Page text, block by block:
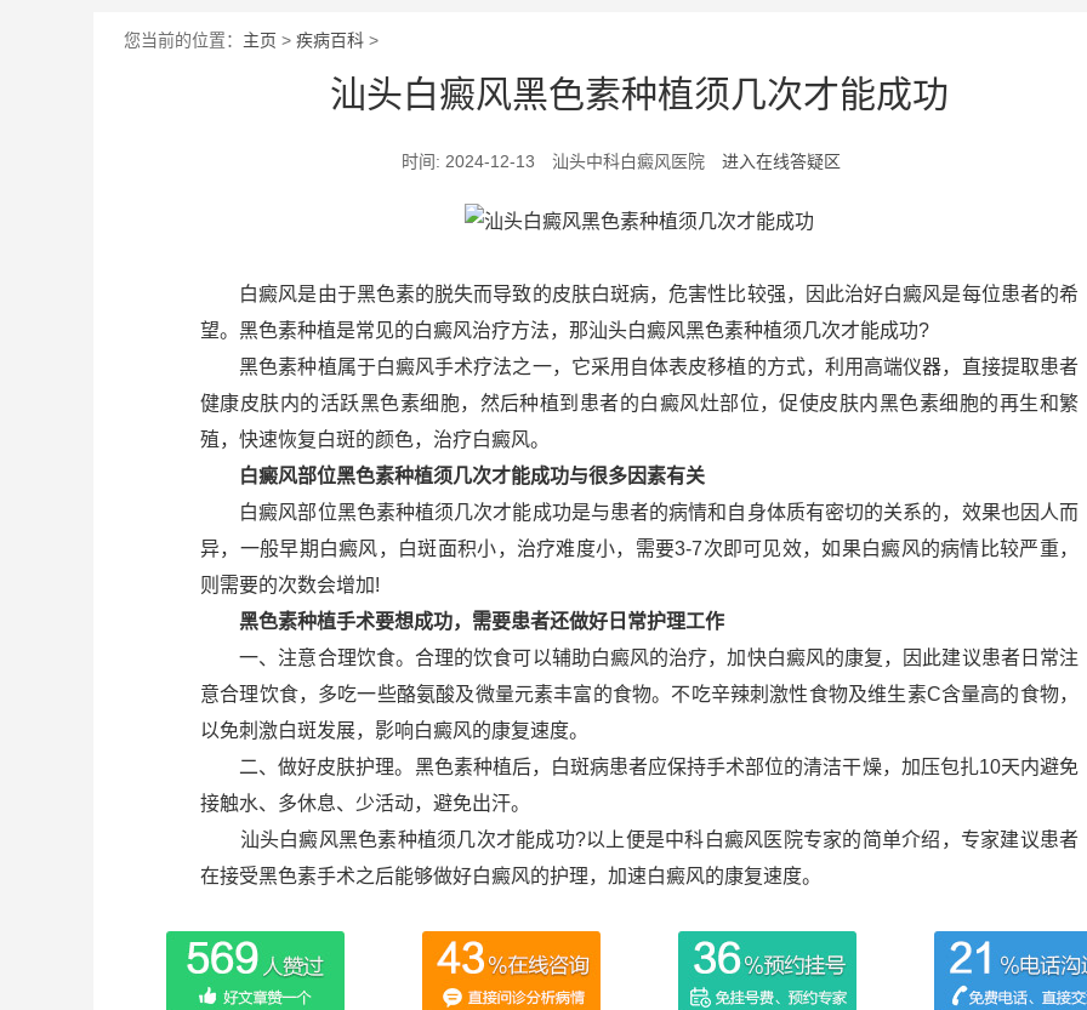
您当前的位置： 主页 > 疾病百科 >
汕头白癜风黑色素种植须几次才能成功
时间: 2024-12-13 汕头中科白癜风医院 进入在线答疑区
白癜风是由于黑色素的脱失而导致的皮肤白斑病，危害性比较强，因此治好白癜风是每位患者的希
望。黑色素种植是常见的白癜风治疗方法，那汕头白癜风黑色素种植须几次才能成功?
黑色素种植属于白癜风手术疗法之一，它采用自体表皮移植的方式，利用高端仪器，直接提取患者
健康皮肤内的活跃黑色素细胞，然后种植到患者的白癜风灶部位，促使皮肤内黑色素细胞的再生和繁
殖，快速恢复白斑的颜色，治疗白癜风。
白癜风部位黑色素种植须几次才能成功与很多因素有关
白癜风部位黑色素种植须几次才能成功是与患者的病情和自身体质有密切的关系的，效果也因人而
异，一般早期白癜风，白斑面积小，治疗难度小，需要3-7次即可见效，如果白癜风的病情比较严重，
则需要的次数会增加!
黑色素种植手术要想成功，需要患者还做好日常护理工作
一、注意合理饮食。合理的饮食可以辅助白癜风的治疗，加快白癜风的康复，因此建议患者日常注
意合理饮食，多吃一些酪氨酸及微量元素丰富的食物。不吃辛辣刺激性食物及维生素C含量高的食物，
以免刺激白斑发展，影响白癜风的康复速度。
二、做好皮肤护理。黑色素种植后，白斑病患者应保持手术部位的清洁干燥，加压包扎10天内避免
接触水、多休息、少活动，避免出汗。
汕头白癜风黑色素种植须几次才能成功?以上便是中科白癜风医院专家的简单介绍，专家建议患者
在接受黑色素手术之后能够做好白癜风的护理，加速白癜风的康复速度。